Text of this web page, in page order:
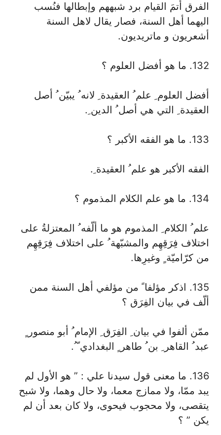
الفرق أتمَ القيام برد شبههم وإبطالها فنُسب
اليهما أهل السنة، فصار يقال لاهل السنة
أشعريون و ماتريديون.
132. ما هو أفضل العلوم ؟
أفضل العلوم ِ علم ُ العقيدة ِ لانه ُ يبيّن ُ أصل
العقيدة ِ التي هي أصل ُ الدين ِ.
133. ما هو الفقه الأكبر ؟
الفقه الأكبر هو علم ُ العقيدة ِ.
134. ما هو علم الكلام المذموم ؟
علم ُ الكلام ِ المذموم هو ما ألّفه ُ المعتزلةُ على
اختلاف فِرَقِهِم والمشبّهة ُ على اختلاف فِرَقِهِم
من كرّاميّة ٍ وغيرِها.
135. اذكر مؤلفا ً من مؤلفي أهل السنة ممن
ألّف في بيان الفِرَق ؟
ممّن ألفوا في بيان ِ الفِرَق ِ الإمام ُ أبو منصور ٍ
عبد ُ القاهر ِ بن ُ طاهر ٍ البغدادي ّ ُ.
136. ما معنى قول سيدنا علي : ” هو الأول لم
يبد ممّا، ولا ممازج معما، ولا حال وهما، ولا شبح
يتقصى، ولا محجوب فيحوى، ولا كان بعد أن لم
يكن ” ؟